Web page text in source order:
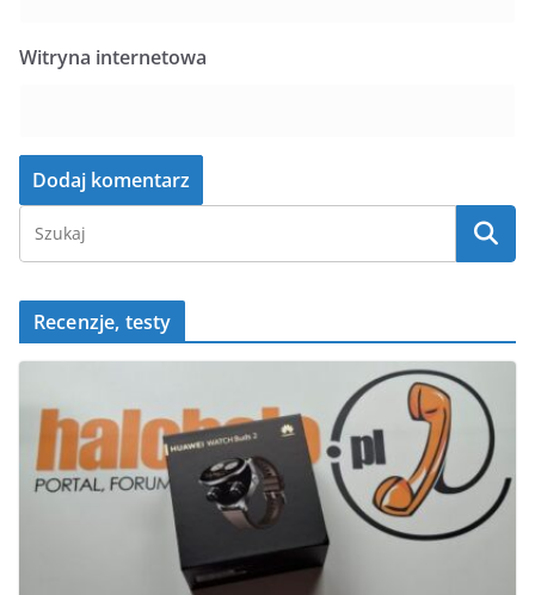
Witryna internetowa
Recenzje, testy